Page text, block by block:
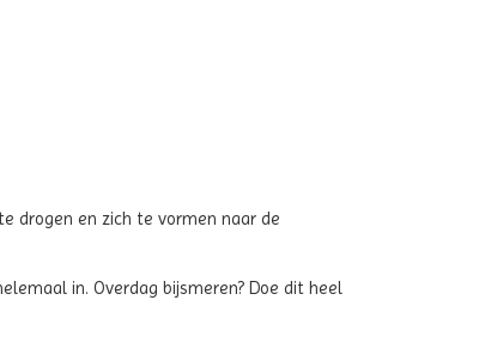
drogen en zich te vormen naar de
in. Overdag bijsmeren? Doe dit heel